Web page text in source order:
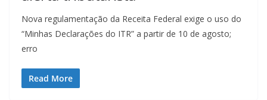
Nova regulamentação da Receita Federal exige o uso do
“Minhas Declarações do ITR” a partir de 10 de agosto;
erro
Read More